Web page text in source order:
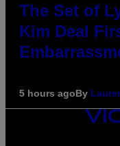
The Set of
Kim Deal
5 hours agoBy
VICE
MEDIA